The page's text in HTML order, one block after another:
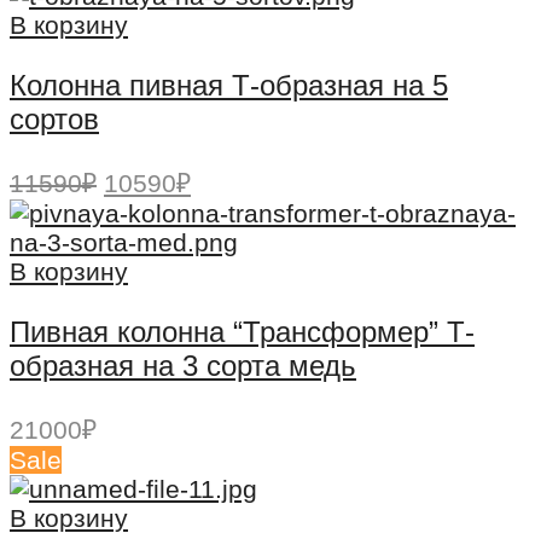
В корзину
Колонна пивная Т-образная на 5
сортов
11590₽ Первоначальная
цена
составляла
11590₽.
10590₽Текущая
цена:
10590₽.
В корзину
Пивная колонна “Трансформер” Т-
образная на 3 сорта медь
21000₽
Sale
В корзину